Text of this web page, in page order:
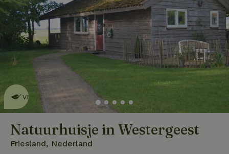
Dit natuurhuisje is eco-
vriendelijklees meer
Natuurhuisje in Westergeest
Friesland, Nederland